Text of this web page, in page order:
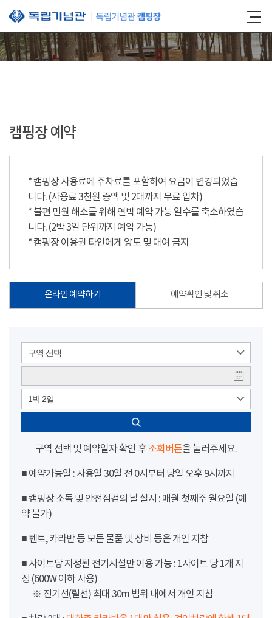
본문 바로가기
캠핑장 예약
* 캠핑장 사용료에 주차료를 포함하여 요금이 변경되었습
니다. (사용료 3천원 증액 및 2대까지 무료 입차)
* 불편 민원 해소를 위해 연박 예약 가능 일수를 축소하였습
니다. (2박 3일 단위까지 예약 가능)
* 캠핑장 이용권 타인에게 양도 및 대여 금지
온라인 예약하기 예약확인 및 취소
구역 선택
1박 2일
구역 선택 및 예약일자 확인 후 조회버튼을 눌러주세요.
■ 예약가능일 : 사용일 30일 전 0시부터 당일 오후 9시까지
■ 캠핑장 소독 및 안전점검의 날 실시 : 매월 첫째주 월요일 (예
약 불가)
■ 텐트, 카라반 등 모든 물품 및 장비 등은 개인 지참
■ 사이트당 지정된 전기시설만 이용 가능 : 1사이트 당 1개 지
정 (600W 이하 사용)
※ 전기선(릴선) 최대 30m 범위 내에서 개인 지참